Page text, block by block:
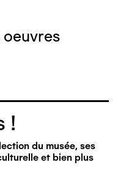
oeuvres
!
du musée, ses
et bien plus